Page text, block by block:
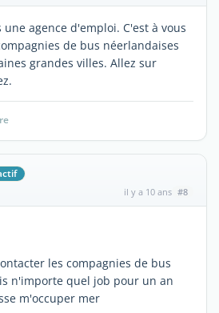
agence d'emploi. C'est à vous
de bus néerlandaises
grandes villes. Allez sur
il y a 10 ans #8
les compagnies de bus
n'importe quel job pour un an
m'occuper mer